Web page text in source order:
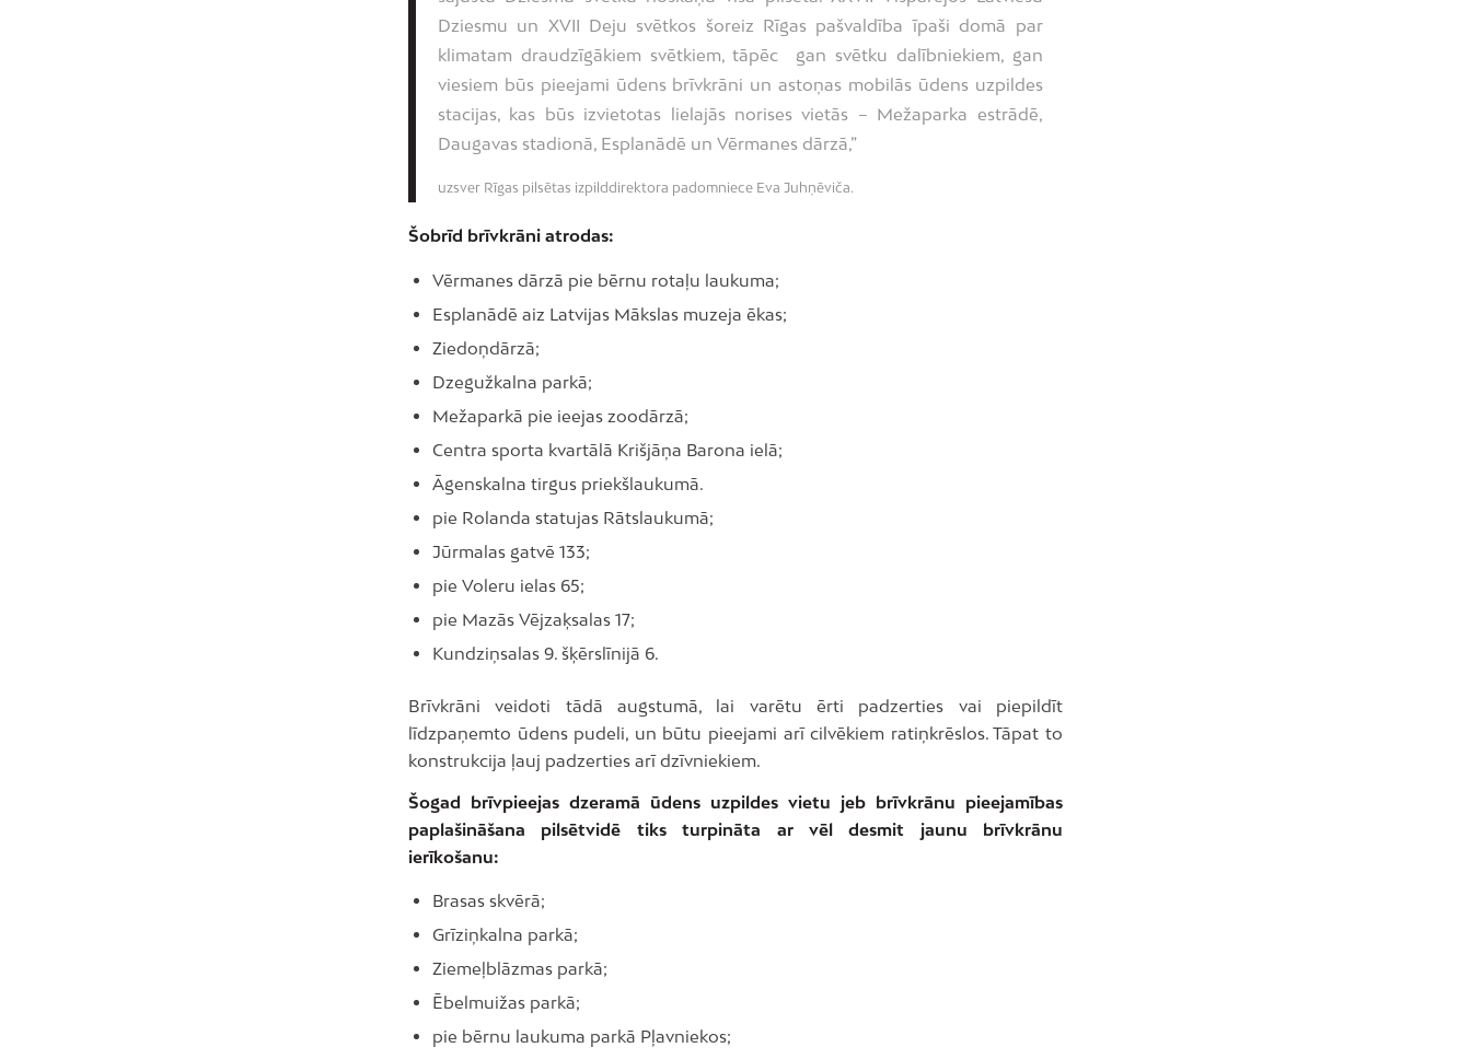
Dziesmu un XVII Deju svētkos šoreiz Rīgas pašvaldība īpaši domā par
klimatam draudzīgākiem svētkiem, tāpēc gan svētku dalībniekiem, gan
viesiem būs pieejami ūdens brīvkrāni un astoņas mobilās ūdens uzpildes
stacijas, kas būs izvietotas lielajās norises vietās – Mežaparka estrādē,
Daugavas stadionā, Esplanādē un Vērmanes dārzā,”
uzsver Rīgas pilsētas izpilddirektora padomniece Eva Juhņēviča.
Šobrīd brīvkrāni atrodas:
Vērmanes dārzā pie bērnu rotaļu laukuma;
Esplanādē aiz Latvijas Mākslas muzeja ēkas;
Ziedoņdārzā;
Dzegužkalna parkā;
Mežaparkā pie ieejas zoodārzā;
Centra sporta kvartālā Krišjāņa Barona ielā;
Āgenskalna tirgus priekšlaukumā.
pie Rolanda statujas Rātslaukumā;
Jūrmalas gatvē 133;
pie Voleru ielas 65;
pie Mazās Vējzaķsalas 17;
Kundziņsalas 9. šķērslīnijā 6.
Brīvkrāni veidoti tādā augstumā, lai varētu ērti padzerties vai piepildīt
līdzpaņemto ūdens pudeli, un būtu pieejami arī cilvēkiem ratiņkrēslos. Tāpat to
konstrukcija ļauj padzerties arī dzīvniekiem.
Šogad brīvpieejas dzeramā ūdens uzpildes vietu jeb brīvkrānu pieejamības
paplašināšana pilsētvidē tiks turpināta ar vēl desmit jaunu brīvkrānu
ierīkošanu:
Brasas skvērā;
Grīziņkalna parkā;
Ziemeļblāzmas parkā;
Ēbelmuižas parkā;
pie bērnu laukuma parkā Pļavniekos;